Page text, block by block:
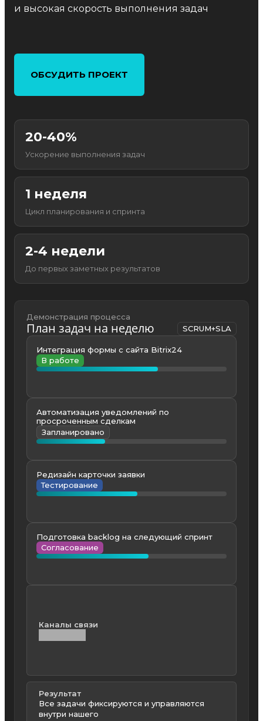
и высокая скорость выполнения задач
ОБСУДИТЬ ПРОЕКТ
20-40%
Ускорение выполнения задач
1 неделя
Цикл планирования и спринта
2-4 недели
До первых заметных результатов
Демонстрация процесса
План задач на неделю SCRUM+SLA
Интеграция формы с сайта Bitrix24
В работе
Автоматизация уведомлений по
просроченным сделкам
Запланировано
Редизайн карточки заявки
Тестирование
Подготовка backlog на следующий спринт
Согласование
Каналы связи
Результат
Все задачи фиксируются и управляются
внутри нашего